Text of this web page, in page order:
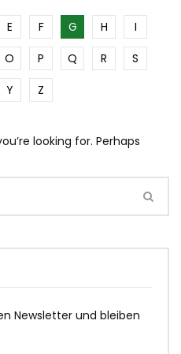
E F G H
I
O P Q R
S
Y Z
looking for. Perhaps
Newsletter und bleiben